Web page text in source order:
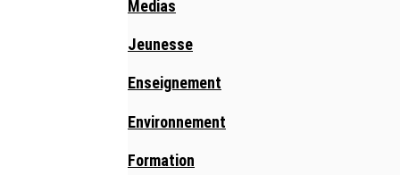
Medias
Jeunesse
Enseignement
Environnement
Formation